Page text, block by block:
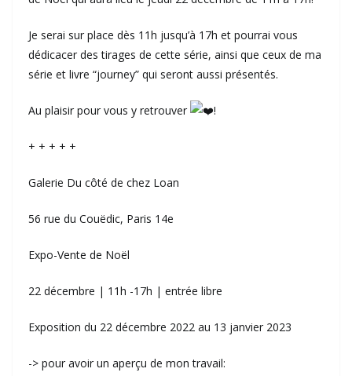
Je serai sur place dès 11h jusqu’à 17h et pourrai vous
dédicacer des tirages de cette série, ainsi que ceux de ma
série et livre “journey” qui seront aussi présentés.
Au plaisir pour vous y retrouver !
+ + + + +
Galerie Du côté de chez Loan
56 rue du Couëdic, Paris 14e
Expo-Vente de Noël
22 décembre | 11h -17h | entrée libre
Exposition du 22 décembre 2022 au 13 janvier 2023
-> pour avoir un aperçu de mon travail: